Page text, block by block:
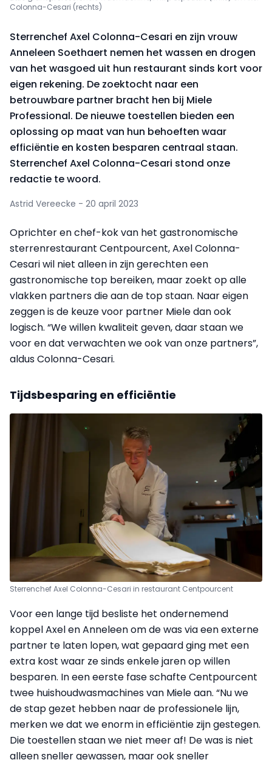
Colonna-Cesari (rechts)
Sterrenchef Axel Colonna-Cesari en zijn vrouw
Anneleen Soethaert nemen het wassen en drogen
van het wasgoed uit hun restaurant sinds kort voor
eigen rekening. De zoektocht naar een
betrouwbare partner bracht hen bij Miele
Professional. De nieuwe toestellen bieden een
oplossing op maat van hun behoeften waar
efficiëntie en kosten besparen centraal staan.
Sterrenchef Axel Colonna-Cesari stond onze
redactie te woord.
Astrid Vereecke - 20 april 2023
Oprichter en chef-kok van het gastronomische
sterrenrestaurant Centpourcent, Axel Colonna-
Cesari wil niet alleen in zijn gerechten een
gastronomische top bereiken, maar zoekt op alle
vlakken partners die aan de top staan. Naar eigen
zeggen is de keuze voor partner Miele dan ook
logisch. “We willen kwaliteit geven, daar staan we
voor en dat verwachten we ook van onze partners”,
aldus Colonna-Cesari.
Tijdsbesparing en efficiëntie
Sterrenchef Axel Colonna-Cesari in restaurant Centpourcent
Voor een lange tijd besliste het ondernemend
koppel Axel en Anneleen om de was via een externe
partner te laten lopen, wat gepaard ging met een
extra kost waar ze sinds enkele jaren op willen
besparen. In een eerste fase schafte Centpourcent
twee huishoudwasmachines van Miele aan. “Nu we
de stap gezet hebben naar de professionele lijn,
merken we dat we enorm in efficiëntie zijn gestegen.
Die toestellen staan we niet meer af! De was is niet
alleen sneller gewassen, maar ook sneller